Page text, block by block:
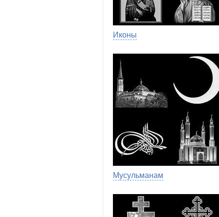
Иконы
Мусульманам